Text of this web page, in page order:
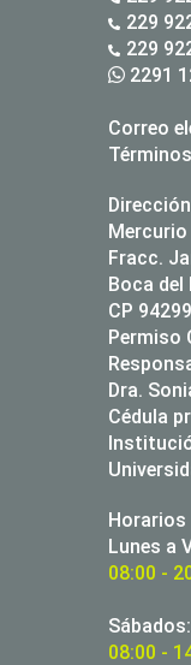
229
229
2291
Correo
Dirección
Mercurio
Fracc.
Boca del
CP 94299
Permiso
Dra.
Cédula
Horarios
Lunes a
08:00 -
Sábados:
08:00 -